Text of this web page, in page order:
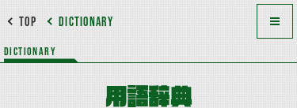
DICTIONARY
TOP
DICTIONARY
用語辞典